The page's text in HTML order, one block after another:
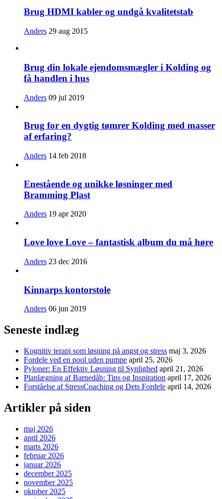
Brug HDMI kabler og undgå kvalitetstab
Anders 29 aug 2015
Brug din lokale ejendomsmægler i Kolding og
få handlen i hus
Anders 09 jul 2019
Brug for en dygtig tømrer Kolding med masser
af erfaring?
Anders 14 feb 2018
Enestående og unikke løsninger med
Bramming Plast
Anders 19 apr 2020
Love love Love – fantastisk album du må høre
Anders 23 dec 2016
Kinnarps kontorstole
Anders 06 jun 2019
Seneste indlæg
Kognitiv terapi som løsning på angst og stress maj 3, 2026
Fordele ved en pool uden pumpe april 25, 2026
Pyloner: En Effektiv Løsning til Synlighed april 21, 2026
Planlægning af Barnedåb: Tips og Inspiration april 17, 2026
Forståelse af StressCoaching og Dets Fordele april 14, 2026
Artikler på siden
maj 2026
april 2026
marts 2026
februar 2026
januar 2026
december 2025
november 2025
oktober 2025